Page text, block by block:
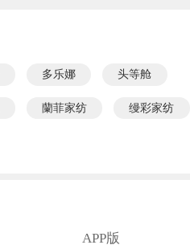
多乐娜 头等舱
蘭菲家纺 缦彩家纺
APP版